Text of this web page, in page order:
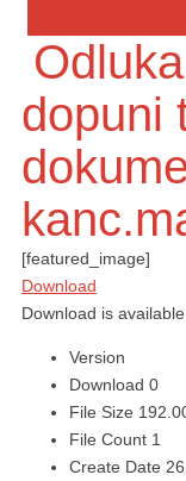
dopuni
[featured_image]
Download
Download is
Version
Download 0
File Size
File Count 1
Create Date